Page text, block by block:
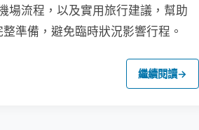
場流程，以及實用旅行建議，幫助
準備，避免臨時狀況影響行程。
繼續閱讀→